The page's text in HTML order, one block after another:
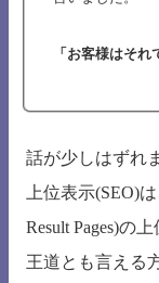
「お客様はそれ
話が少しはずれ
上位表示(SEO)
Result Pages)の
王道とも言える